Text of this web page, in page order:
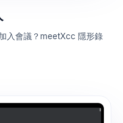
入會議？meetXcc 隱形錄